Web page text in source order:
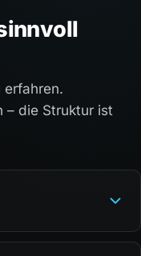
erfahren.
– die Struktur ist